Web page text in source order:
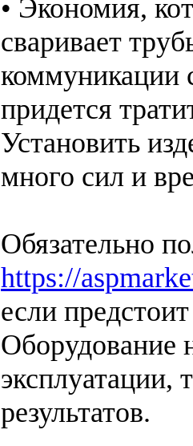
• Экономия,
сваривает
коммуникации
придется
Установить
много сил и
Обязательно
https://
если
Оборудование
эксплуатации,
результатов.